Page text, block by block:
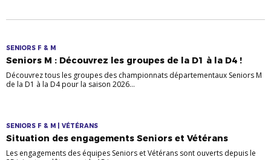
SENIORS F & M
Seniors M : Découvrez les groupes de la D1 à la D4 !
Découvrez tous les groupes des championnats départementaux Seniors M
de la D1 à la D4 pour la saison 2026...
SENIORS F & M | VÉTÉRANS
Situation des engagements Seniors et Vétérans
Les engagements des équipes Seniors et Vétérans sont ouverts depuis le